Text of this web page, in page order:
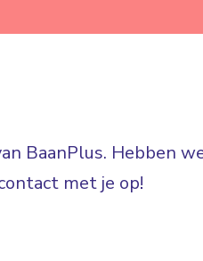
BaanPlus. Hebben
met je op!